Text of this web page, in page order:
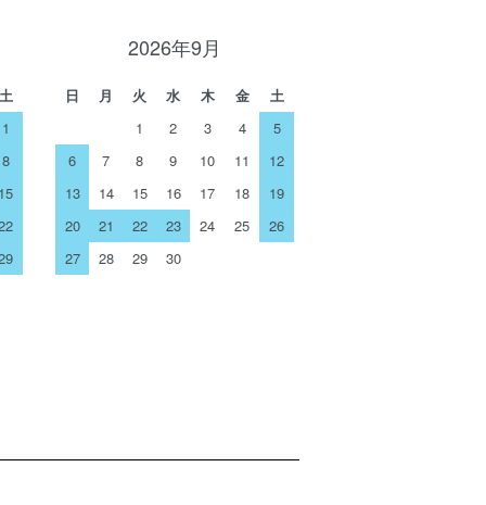
土
1
8
15
2026年9月
日 月 火 水 木 金
土
1
2 3 4
5
6
7 8 9 10 11
12
13
14 15 16 17 18
19
20
21 22 23 24 25
26
27
28 29 30